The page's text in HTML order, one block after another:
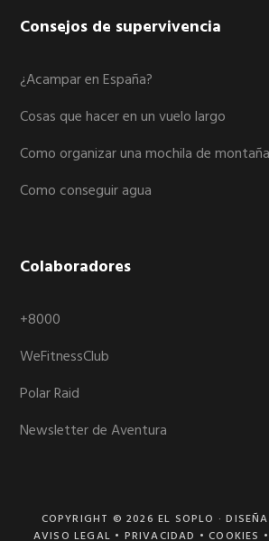
Consejos de supervivencia
¿Acampar en España?
Cosas que hacer en un vuelo largo
Como organizar una mochila de montaña
Como conseguir agua
Colaboradores
+8000
WeFitnessClub
Polar Raid
Newsletter de Aventura
COPYRIGHT © 2026EL SOPLO ·
AVISO LEGAL • PRIVACIDAD •COOKIES